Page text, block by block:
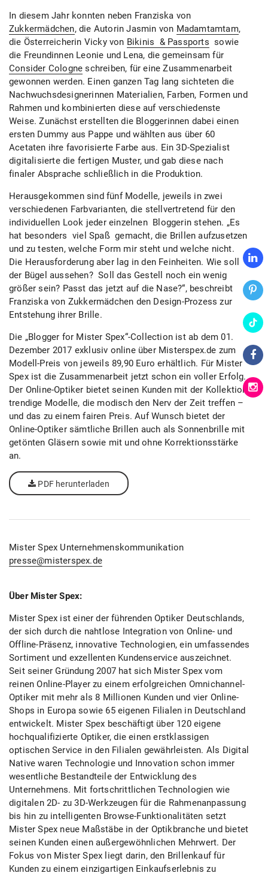
In diesem Jahr konnten neben Franziska von
Zukkermädchen, die Autorin Jasmin von Madamtamtam,
die Österreicherin Vicky von Bikinis & Passports sowie
die Freundinnen Leonie und Lena, die gemeinsam für
Consider Cologne schreiben, für eine Zusammenarbeit
gewonnen werden. Einen ganzen Tag lang sichteten die
Nachwuchsdesignerinnen Materialien, Farben, Formen und
Rahmen und kombinierten diese auf verschiedenste
Weise. Zunächst erstellten die Bloggerinnen dabei einen
ersten Dummy aus Pappe und wählten aus über 60
Acetaten ihre favorisierte Farbe aus. Ein 3D-Spezialist
digitalisierte die fertigen Muster, und gab diese nach
finaler Absprache schließlich in die Produktion.
Herausgekommen sind fünf Modelle, jeweils in zwei
verschiedenen Farbvarianten, die stellvertretend für den
individuellen Look jeder einzelnen Bloggerin stehen. „Es
hat besonders viel Spaß gemacht, die Brillen aufzusetzen
und zu testen, welche Form mir steht und welche nicht.
Die Herausforderung aber lag in den Feinheiten. Wie soll
der Bügel aussehen? Soll das Gestell noch ein wenig
größer sein? Passt das jetzt auf die Nase?“, beschreibt
Franziska von Zukkermädchen den Design-Prozess zur
Entstehung ihrer Brille.
Die „Blogger for Mister Spex“-Collection ist ab dem 01.
Dezember 2017 exklusiv online über Misterspex.de zum
Modell-Preis von jeweils 89,90 Euro erhältlich. Für Mister
Spex ist die Zusammenarbeit jetzt schon ein voller Erfolg.
Der Online-Optiker bietet seinen Kunden mit der Kollektion
trendige Modelle, die modisch den Nerv der Zeit treffen –
und das zu einem fairen Preis. Auf Wunsch bietet der
Online-Optiker sämtliche Brillen auch als Sonnenbrille mit
getönten Gläsern sowie mit und ohne Korrektionsstärke
an.
PDF herunterladen
Mister Spex Unternehmenskommunikation
presse@misterspex.de
Über Mister Spex:
Mister Spex ist einer der führenden Optiker Deutschlands,
der sich durch die nahtlose Integration von Online- und
Offline-Präsenz, innovative Technologien, ein umfassendes
Sortiment und exzellenten Kundenservice auszeichnet.
Seit seiner Gründung 2007 hat sich Mister Spex vom
reinen Online-Player zu einem erfolgreichen Omnichannel-
Optiker mit mehr als 8 Millionen Kunden und vier Online-
Shops in Europa sowie 65 eigenen Filialen in Deutschland
entwickelt. Mister Spex beschäftigt über 120 eigene
hochqualifizierte Optiker, die einen erstklassigen
optischen Service in den Filialen gewährleisten. Als Digital
Native waren Technologie und Innovation schon immer
wesentliche Bestandteile der Entwicklung des
Unternehmens. Mit fortschrittlichen Technologien wie
digitalen 2D- zu 3D-Werkzeugen für die Rahmenanpassung
bis hin zu intelligenten Browse-Funktionalitäten setzt
Mister Spex neue Maßstäbe in der Optikbranche und bietet
seinen Kunden einen außergewöhnlichen Mehrwert. Der
Fokus von Mister Spex liegt darin, den Brillenkauf für
Kunden zu einem einzigartigen Einkaufserlebnis zu